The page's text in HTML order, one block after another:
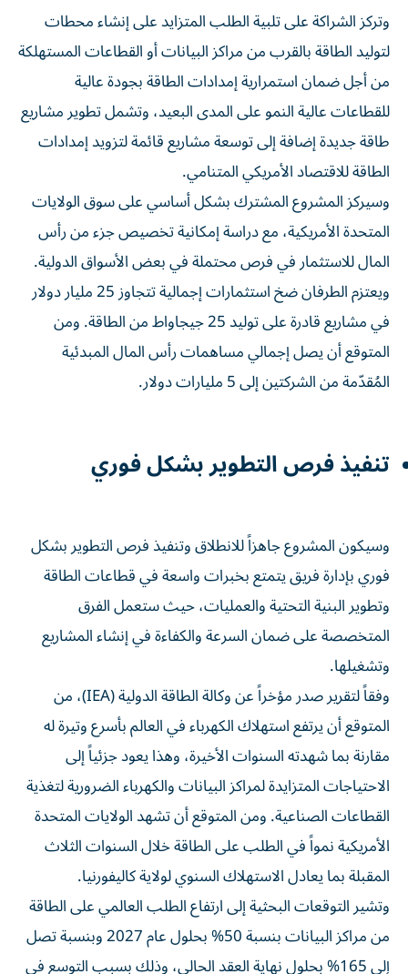
وتركز الشراكة على تلبية الطلب المتزايد على إنشاء محطات
لتوليد الطاقة بالقرب من مراكز البيانات أو القطاعات المستهلكة
من أجل ضمان استمرارية إمدادات الطاقة بجودة عالية
للقطاعات عالية النمو على المدى البعيد، وتشمل تطوير مشاريع
طاقة جديدة إضافة إلى توسعة مشاريع قائمة لتزويد إمدادات
الطاقة للاقتصاد الأمريكي المتنامي.
وسيركز المشروع المشترك بشكل أساسي على سوق الولايات
المتحدة الأمريكية، مع دراسة إمكانية تخصيص جزء من رأس
المال للاستثمار في فرص محتملة في بعض الأسواق الدولية.
ويعتزم الطرفان ضخ استثمارات إجمالية تتجاوز 25 مليار دولار
في مشاريع قادرة على توليد 25 جيجاواط من الطاقة. ومن
المتوقع أن يصل إجمالي مساهمات رأس المال المبدئية
المُقدّمة من الشركتين إلى 5 مليارات دولار.
تنفيذ فرص التطوير بشكل فوري
وسيكون المشروع جاهزاً للانطلاق وتنفيذ فرص التطوير بشكل
فوري بإدارة فريق يتمتع بخبرات واسعة في قطاعات الطاقة
وتطوير البنية التحتية والعمليات، حيث ستعمل الفرق
المتخصصة على ضمان السرعة والكفاءة في إنشاء المشاريع
وتشغيلها.
وفقاً لتقرير صدر مؤخراً عن وكالة الطاقة الدولية (IEA)، من
المتوقع أن يرتفع استهلاك الكهرباء في العالم بأسرع وتيرة له
مقارنة بما شهدته السنوات الأخيرة، وهذا يعود جزئياً إلى
الاحتياجات المتزايدة لمراكز البيانات والكهرباء الضرورية لتغذية
القطاعات الصناعية. ومن المتوقع أن تشهد الولايات المتحدة
الأمريكية نمواً في الطلب على الطاقة خلال السنوات الثلاث
المقبلة بما يعادل الاستهلاك السنوي لولاية كاليفورنيا.
وتشير التوقعات البحثية إلى ارتفاع الطلب العالمي على الطاقة
من مراكز البيانات بنسبة 50% بحلول عام 2027 وبنسبة تصل
إلى 165% بحلول نهاية العقد الحالي، وذلك بسبب التوسع في